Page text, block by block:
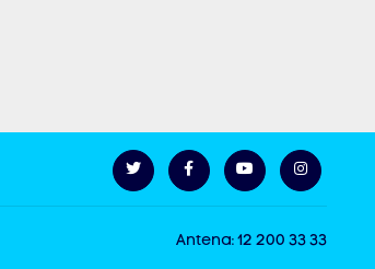
Antena: 12 200 33 33